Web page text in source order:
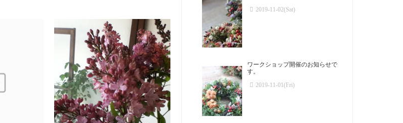
2019-11-02(Sat)
ワークショップ開催のお知らせで
す。
2019-11-01(Fri)